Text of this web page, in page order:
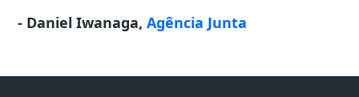
- Daniel Iwanaga,Agência Junta